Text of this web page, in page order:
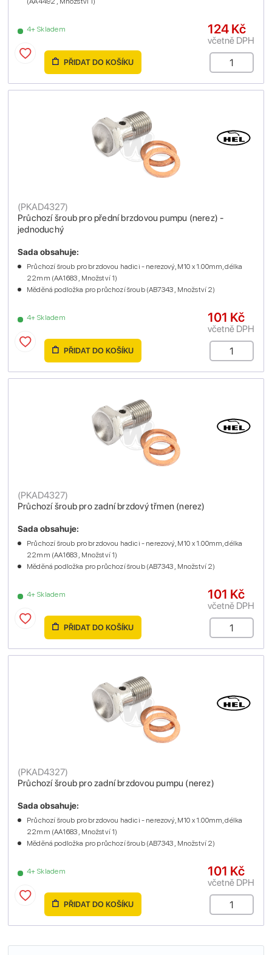
4+ Skladem 124 Kč
včetně DPH
PŘIDAT DO KOŠÍKU
Průchozí šroub pro přední brzdovou pumpu (nerez) -
jednoduchý
(PKAD4327)
4+ Skladem
Sada obsahuje:
Průchozí šroub pro brzdovou hadici - nerezový, M10 x 1.00mm, délka
22mm (AA1683 , Množství 1)
Měděná podložka pro průchozí šroub (AB7343 , Množství 2)
101 Kč
včetně DPH
PŘIDAT DO KOŠÍKU
Průchozí šroub pro zadní brzdový třmen (nerez)
(PKAD4327)
4+ Skladem
Sada obsahuje:
Průchozí šroub pro brzdovou hadici - nerezový, M10 x 1.00mm, délka
22mm (AA1683 , Množství 1)
Měděná podložka pro průchozí šroub (AB7343 , Množství 2)
101 Kč
včetně DPH
PŘIDAT DO KOŠÍKU
Průchozí šroub pro zadní brzdovou pumpu (nerez)
(PKAD4327)
4+ Skladem
Sada obsahuje:
Průchozí šroub pro brzdovou hadici - nerezový, M10 x 1.00mm, délka
22mm (AA1683 , Množství 1)
Měděná podložka pro průchozí šroub (AB7343 , Množství 2)
101 Kč
včetně DPH
PŘIDAT DO KOŠÍKU